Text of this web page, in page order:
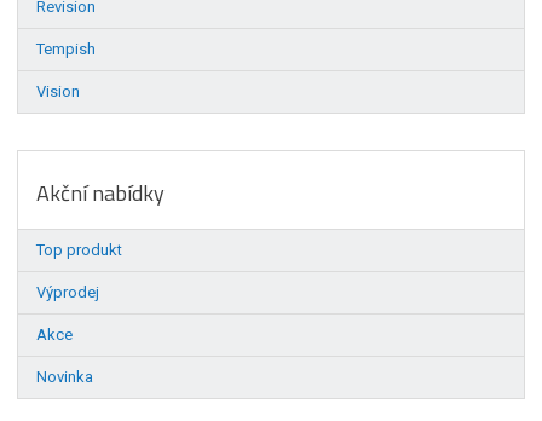
Revision
Tempish
Vision
Akční nabídky
Top produkt
Výprodej
Akce
Novinka